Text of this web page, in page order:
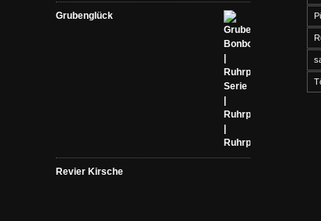
Grubenglück
Revier Kirsche